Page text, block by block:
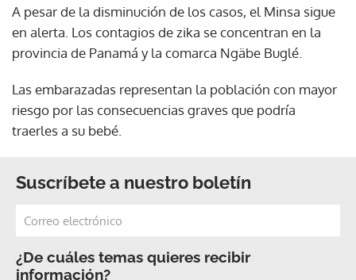
A pesar de la disminución de los casos, el Minsa sigue
en alerta. Los contagios de zika se concentran en la
provincia de Panamá y la comarca Ngäbe Buglé.
Las embarazadas representan la población con mayor
riesgo por las consecuencias graves que podría
traerles a su bebé.
Suscríbete a nuestro boletín
¿De cuáles temas quieres recibir
información?